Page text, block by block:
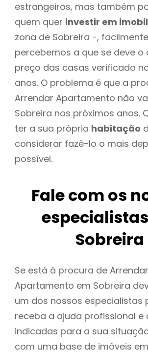
estrangeiros, mas também
quem quer investir em
zona de Sobreira -, facilmente
percebemos a que se deve o
preço das casas verificado
anos. O problema é que a
Arrendar Apartamento não
Sobreira nos próximos anos.
ter a sua própria habitação
considerar fazê-lo o mais
possível.
Fale com os
Sobreira
Se está à procura de Arrendar
Apartamento em Sobreira
um dos nossos especialistas
receba a ajuda profissional e
indicadas para a sua
com uma base de imóveis